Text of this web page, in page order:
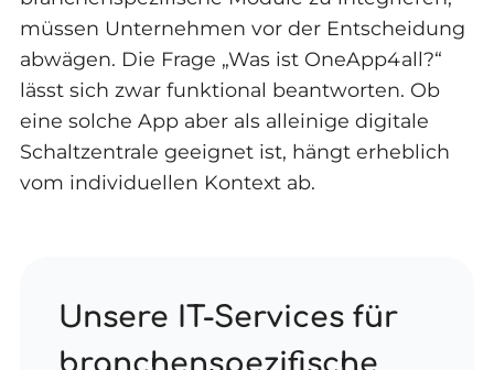
müssen Unternehmen vor der Entscheidung
abwägen. Die Frage „Was ist OneApp4all?“
lässt sich zwar funktional beantworten. Ob
eine solche App aber als alleinige digitale
Schaltzentrale geeignet ist, hängt erheblich
vom individuellen Kontext ab.
Unsere IT-Services für